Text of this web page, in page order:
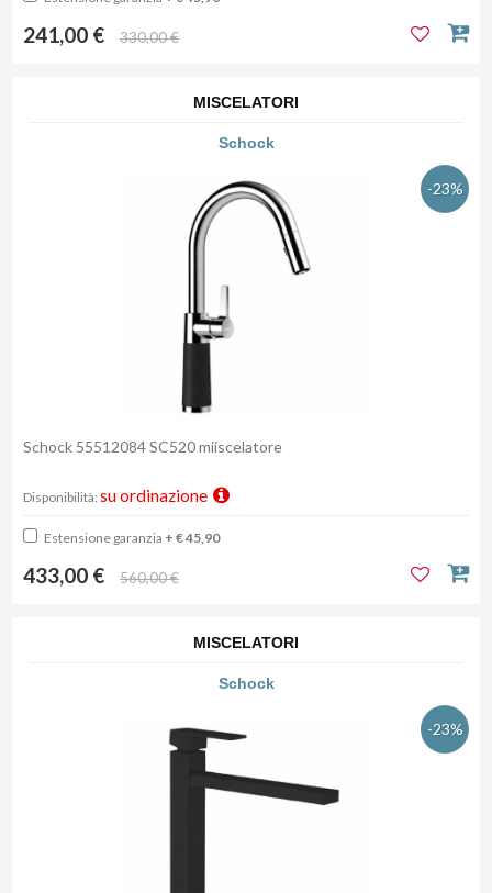
241,00 € 330,00 €
MISCELATORI
Schock
-23%
Schock 55512084 SC520 miiscelatore
Disponibilità: su ordinazione
Estensione garanzia + € 45,90
433,00 € 560,00 €
MISCELATORI
Schock
-23%